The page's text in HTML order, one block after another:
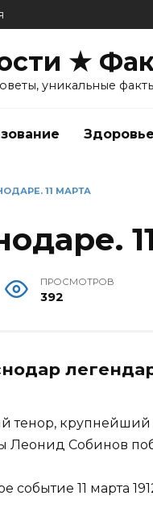
★
уникальные
Здоровье
11 МАРТА
ПРОСМОТРОВ
392
тенор, крупнейший
Леонид Собинов
11 марта